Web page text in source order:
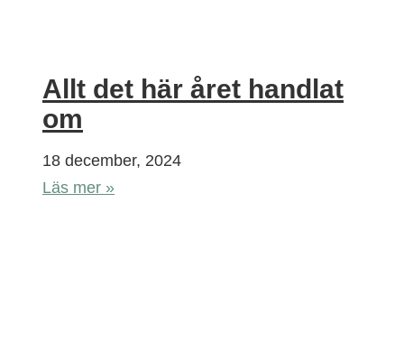
Allt det här året handlat
om
18 december, 2024
Läs mer »